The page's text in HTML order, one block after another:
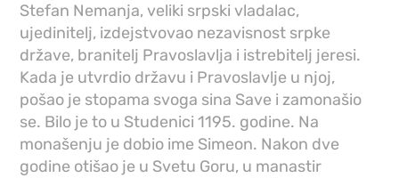
Stefan Nemanja, veliki srpski vladalac,
ujedinitelj, izdejstvovao nezavisnost srpke
države, branitelj Pravoslavlja i istrebitelj jeresi.
Kada je utvrdio državu i Pravoslavlje u njoj,
pošao je stopama svoga sina Save i zamonašio
se. Bilo je to u Studenici 1195. godine. Na
monašenju je dobio ime Simeon. Nakon dve
godine otišao je u Svetu Goru, u manastir